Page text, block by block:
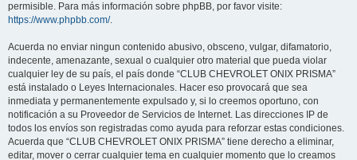
permisible. Para más información sobre phpBB, por favor visite:
https://www.phpbb.com/.
Acuerda no enviar ningun contenido abusivo, obsceno, vulgar, difamatorio,
indecente, amenazante, sexual o cualquier otro material que pueda violar
cualquier ley de su país, el país donde “CLUB CHEVROLET ONIX PRISMA”
está instalado o Leyes Internacionales. Hacer eso provocará que sea
inmediata y permanentemente expulsado y, si lo creemos oportuno, con
notificación a su Proveedor de Servicios de Internet. Las direcciones IP de
todos los envíos son registradas como ayuda para reforzar estas condiciones.
Acuerda que “CLUB CHEVROLET ONIX PRISMA” tiene derecho a eliminar,
editar, mover o cerrar cualquier tema en cualquier momento que lo creamos